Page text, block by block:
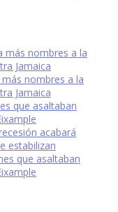
más nombres a la
Jamaica
nombres a la
Jamaica
que asaltaban
acabará
estabilizan
que asaltaban